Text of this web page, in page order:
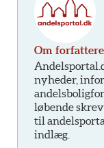
Om
nyheder,
løbende
til
indlæg.